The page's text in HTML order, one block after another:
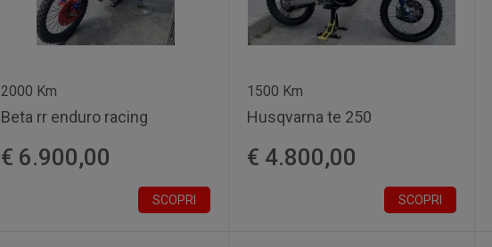
2000 Km
Beta rr enduro racing
€ 6.900,00
SCOPRI
1500 Km
Husqvarna te 250
€ 4.800,00
SCOPRI